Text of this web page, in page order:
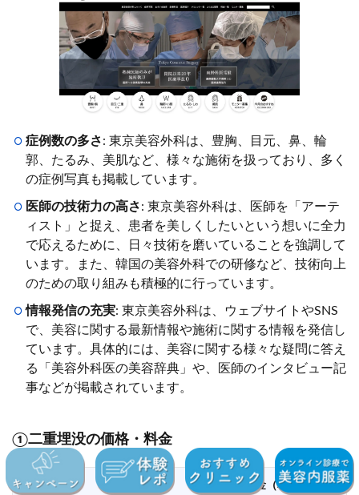
症例数の多さ: 東京美容外科は、豊胸、目元、鼻、輪
郭、たるみ、美肌など、様々な施術を扱っており、多く
の症例写真も掲載しています。
医師の技術力の高さ: 東京美容外科は、医師を「アーテ
ィスト」と捉え、患者を美しくしたいという想いに全力
で応えるために、日々技術を磨いていることを強調して
います。また、韓国の美容外科での研修など、技術向上
のための取り組みも積極的に行っています。
情報発信の充実: 東京美容外科は、ウェブサイトやSNS
で、美容に関する最新情報や施術に関する情報を発信し
ています。具体的には、美容に関する様々な疑問に答え
る「美容外科医の美容辞典」や、医師のインタビュー記
事などが掲載されています。
①二重埋没の価格・料金
メニュー 料金（税込）